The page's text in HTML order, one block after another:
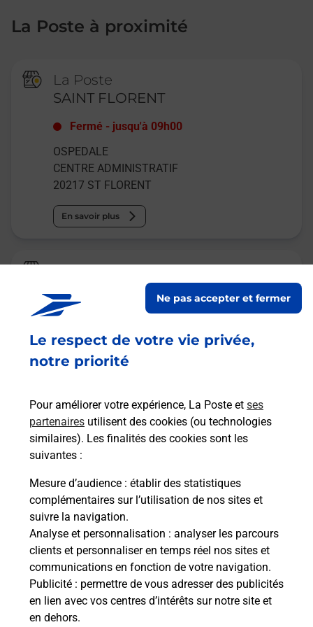
Le respect de votre vie privée,
notre priorité
Pour améliorer votre expérience, La Poste et ses
partenaires utilisent des cookies (ou technologies
similaires). Les finalités des cookies sont les
suivantes :
Mesure d’audience : établir des statistiques
complémentaires sur l’utilisation de nos sites et
suivre la navigation.
Analyse et personnalisation : analyser les parcours
clients et personnaliser en temps réel nos sites et
communications en fonction de votre navigation.
Publicité : permettre de vous adresser des publicités
en lien avec vos centres d’intérêts sur notre site et
en dehors.
Ne pas accepter et fermer
La Poste à proximité
La Poste
SAINT FLORENT
Fermé - jusqu'à 09h00
OSPEDALE
CENTRE ADMINISTRATIF
20217 ST FLORENT
En savoir plus
La Poste
PATRIMONIO
jusqu'à 09h00
CANALE
20253 PATRIMONIO
Malin !
La Poste
en ligne
Ouvert 24h/24
En savoir plus